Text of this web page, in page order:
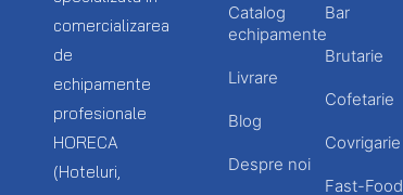
comercializarea
de
echipamente
profesionale
HORECA
(Hoteluri,
Catalog
echipamente
Livrare
Blog
Despre noi
Bar
Brutarie
Cofetarie
Covrigarie
Fast-Food